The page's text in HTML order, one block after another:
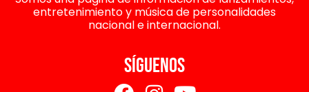
entretenimiento y música de personalidades
nacional e internacional.
SÍGUENOS